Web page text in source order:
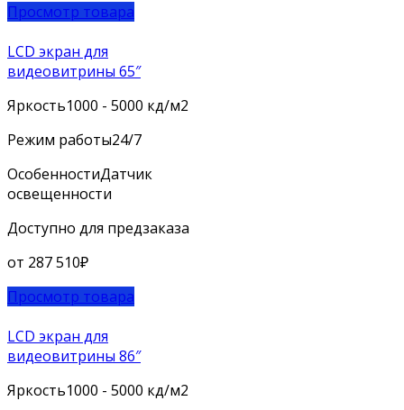
Просмотр товара
LCD экран для
видеовитрины 65″
Яркость1000 - 5000 кд/м2
Режим работы24/7
ОсобенностиДатчик
освещенности
Доступно для предзаказа
от 287 510₽
Просмотр товара
LCD экран для
видеовитрины 86″
Яркость1000 - 5000 кд/м2